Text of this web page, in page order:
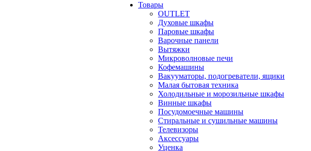
Товары
OUTLET
Духовые шкафы
Паровые шкафы
Варочные панели
Вытяжки
Микроволновые печи
Кофемашины
Вакууматоры, подогреватели, ящики
Малая бытовая техника
Холодильные и морозильные шкафы
Винные шкафы
Посудомоечные машины
Стиральные и сушильные машины
Телевизоры
Аксессуары
Уценка